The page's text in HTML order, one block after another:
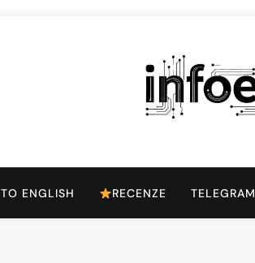
Infoek.cz
ENGLISH RECENZE TELEGRAM